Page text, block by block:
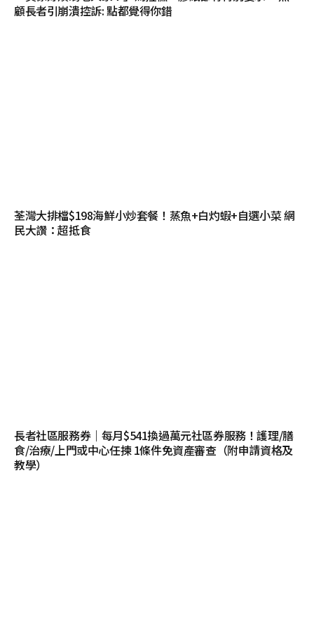
顧長者引崩潰控訴: 點都覺得你錯
荃灣大排檔$198海鮮小炒套餐！蒸魚+白灼蝦+自選小菜 網
民大讚：超抵食
長者社區服務券｜每月$541換過萬元社區券服務！護理/膳
食/治療/上門或中心任揀 1條件免資產審查（附申請資格及
教學）